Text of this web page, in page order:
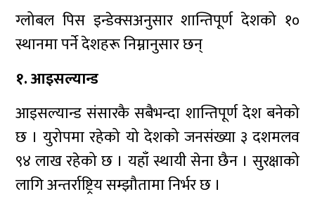
ग्लोबल पिस इन्डेक्सअनुसार शान्तिपूर्ण देशको १०
स्थानमा पर्ने देशहरू निम्नानुसार छन्
१. आइसल्यान्ड
आइसल्यान्ड संसारकै सबैभन्दा शान्तिपूर्ण देश बनेको
छ । युरोपमा रहेको यो देशको जनसंख्या ३ दशमलव
९४ लाख रहेको छ । यहाँ स्थायी सेना छैन । सुरक्षाको
लागि अन्तर्राष्ट्रिय सम्झौतामा निर्भर छ ।